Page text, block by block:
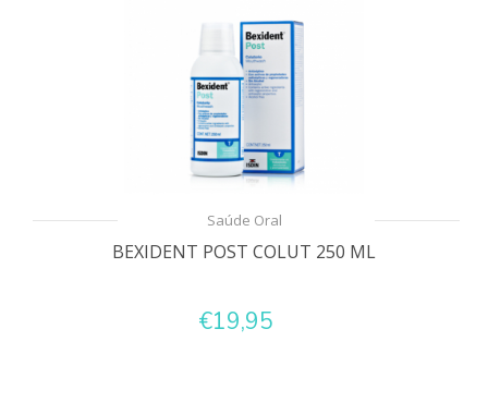
Saúde Oral
BEXIDENT POST COLUT 250 ML
€19,95